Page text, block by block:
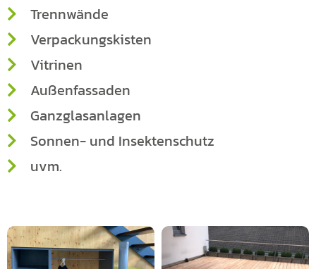
Trennwände
Verpackungskisten
Vitrinen
Außenfassaden
Ganzglasanlagen
Sonnen- und Insektenschutz
uvm.